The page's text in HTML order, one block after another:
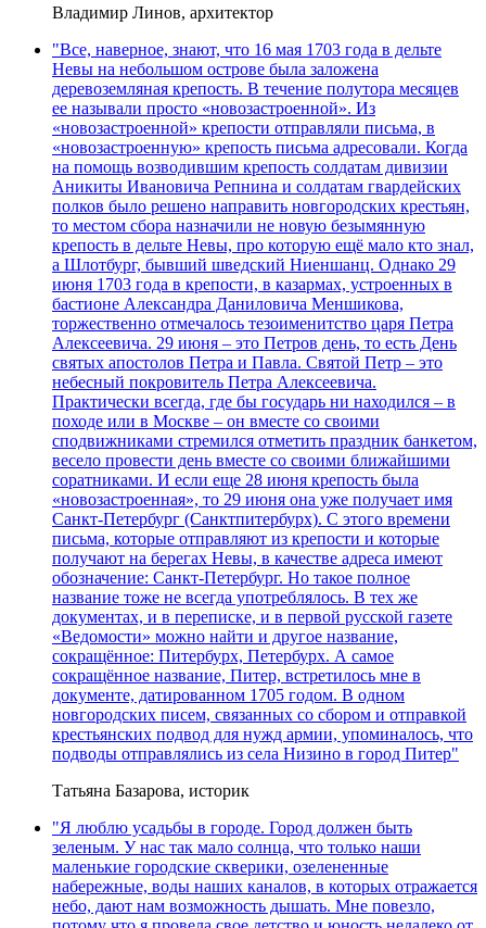
Владимир Линов, архитектор
"Все, наверное, знают, что 16 мая 1703 года в дельте
Невы на небольшом острове была заложена
деревоземляная крепость. В течение полутора месяцев
ее называли просто «новозастроенной». Из
«новозастроенной» крепости отправляли письма, в
«новозастроенную» крепость письма адресовали. Когда
на помощь возводившим крепость солдатам дивизии
Аникиты Ивановича Репнина и солдатам гвардейских
полков было решено направить новгородских крестьян,
то местом сбора назначили не новую безымянную
крепость в дельте Невы, про которую ещё мало кто знал,
а Шлотбург, бывший шведский Ниеншанц. Однако 29
июня 1703 года в крепости, в казармах, устроенных в
бастионе Александра Даниловича Меншикова,
торжественно отмечалось тезоименитство царя Петра
Алексеевича. 29 июня – это Петров день, то есть День
святых апостолов Петра и Павла. Святой Петр – это
небесный покровитель Петра Алексеевича.
Практически всегда, где бы государь ни находился – в
походе или в Москве – он вместе со своими
сподвижниками стремился отметить праздник банкетом,
весело провести день вместе со своими ближайшими
соратниками. И если еще 28 июня крепость была
«новозастроенная», то 29 июня она уже получает имя
Санкт-Петербург (Санктпитербурх). С этого времени
письма, которые отправляют из крепости и которые
получают на берегах Невы, в качестве адреса имеют
обозначение: Санкт-Петербург. Но такое полное
название тоже не всегда употреблялось. В тех же
документах, и в переписке, и в первой русской газете
«Ведомости» можно найти и другое название,
сокращённое: Питербурх, Петербурх. А самое
сокращённое название, Питер, встретилось мне в
документе, датированном 1705 годом. В одном
новгородских писем, связанных со сбором и отправкой
крестьянских подвод для нужд армии, упоминалось, что
подводы отправлялись из села Низино в город Питер"
Татьяна Базарова, историк
"Я люблю усадьбы в городе. Город должен быть
зеленым. У нас так мало солнца, что только наши
маленькие городские скверики, озелененные
набережные, воды наших каналов, в которых отражается
небо, дают нам возможность дышать. Мне повезло,